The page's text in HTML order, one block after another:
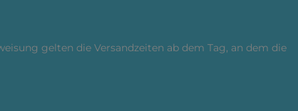
gelten die Versandzeiten ab dem Tag, an dem die